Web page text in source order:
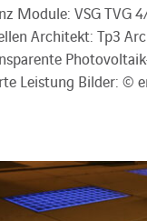
Module: VSG TVG
Architekt: Tp3
Leistung Bilder: ©